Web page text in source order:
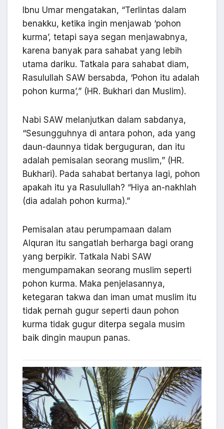
Ibnu Umar mengatakan, “Terlintas dalam
benakku, ketika ingin menjawab ‘pohon
kurma’, tetapi saya segan menjawabnya,
karena banyak para sahabat yang lebih
utama dariku. Tatkala para sahabat diam,
Rasulullah SAW bersabda, ‘Pohon itu adalah
pohon kurma’,” (HR. Bukhari dan Muslim).
Nabi SAW melanjutkan dalam sabdanya,
“Sesungguhnya di antara pohon, ada yang
daun-daunnya tidak berguguran, dan itu
adalah pemisalan seorang muslim,” (HR.
Bukhari). Pada sahabat bertanya lagi, pohon
apakah itu ya Rasulullah? “Hiya an-nakhlah
(dia adalah pohon kurma).”
Pemisalan atau perumpamaan dalam
Alquran itu sangatlah berharga bagi orang
yang berpikir. Tatkala Nabi SAW
mengumpamakan seorang muslim seperti
pohon kurma. Maka penjelasannya,
ketegaran takwa dan iman umat muslim itu
tidak pernah gugur seperti daun pohon
kurma tidak gugur diterpa segala musim
baik dingin maupun panas.